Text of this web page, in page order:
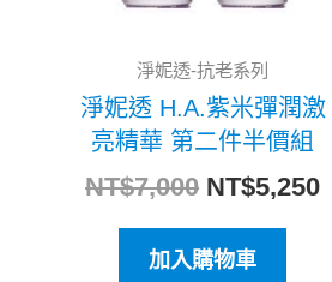
淨妮透-抗老系列
淨妮透 H.A.紫米彈潤激
亮精華 第二件半價組
NT$7,000 NT$5,250
加入購物車